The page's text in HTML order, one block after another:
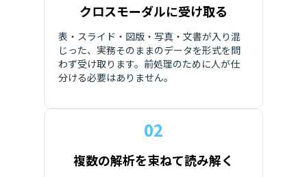
クロスモーダルに受け取る
表・スライド・図版・写真・文書が入り混
じった、実務そのままのデータを形式を問
わず受け取ります。前処理のために人が仕
分ける必要はありません。
02
複数の解析を束ねて読み解く